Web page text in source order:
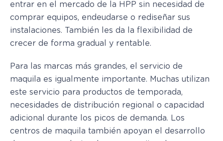
entrar en el mercado de la HPP sin necesidad de
comprar equipos, endeudarse o rediseñar sus
instalaciones. También les da la flexibilidad de
crecer de forma gradual y rentable.
Para las marcas más grandes, el servicio de
maquila es igualmente importante. Muchas utilizan
este servicio para productos de temporada,
necesidades de distribución regional o capacidad
adicional durante los picos de demanda. Los
centros de maquila también apoyan el desarrollo